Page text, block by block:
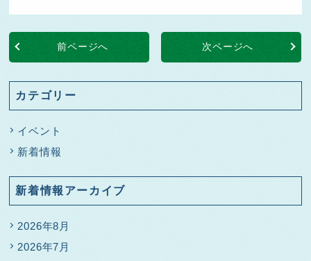
前ページへ 次ページへ
カテゴリー
イベント
新着情報
新着情報アーカイブ
2026年8月
2026年7月